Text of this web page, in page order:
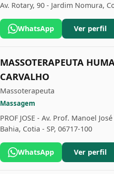
Av. Rotary, 90 - Jardim Nomura,
WhatsApp Ver perfil
MASSOTERAPEUTA
CARVALHO
Massoterapeuta
Massagem
PROF JOSE - Av. Prof. Manoel
Bahia, Cotia - SP, 06717-100
WhatsApp Ver perfil